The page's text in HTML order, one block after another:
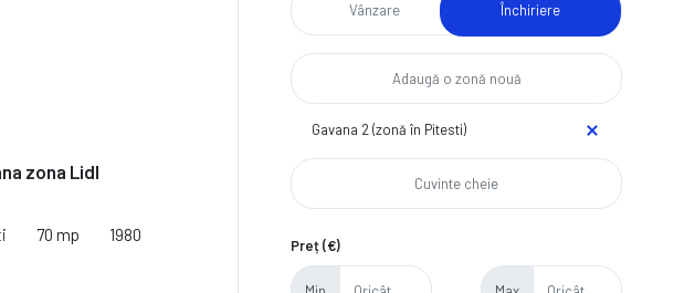
zona Lidl
70 mp 1980
Vânzare Închiriere
Gavana 2 (zonă în Pitesti)
Preț (€)